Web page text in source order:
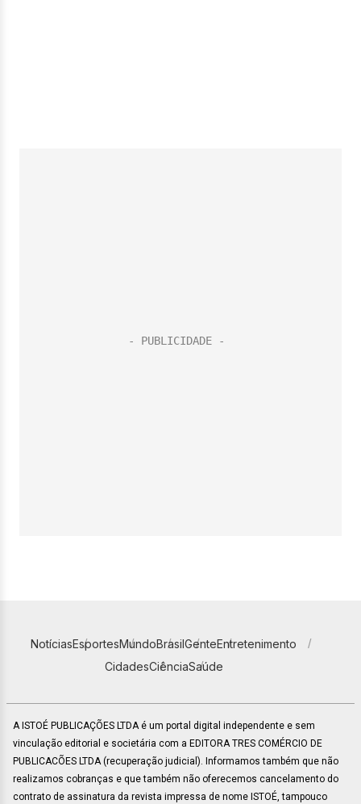
NotíciasEsportesMundoBrasilGenteEntretenimento
CidadesCiênciaSaúde
A ISTOÉ PUBLICAÇÕES LTDA é um portal digital independente e sem
vinculação editorial e societária com a EDITORA TRES COMÉRCIO DE
PUBLICACÕES LTDA (recuperação judicial). Informamos também que não
realizamos cobranças e que também não oferecemos cancelamento do
contrato de assinatura da revista impressa de nome ISTOÉ, tampouco